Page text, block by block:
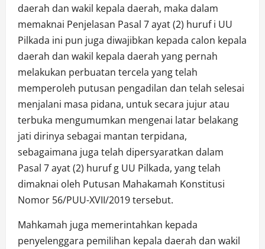
daerah dan wakil kepala daerah, maka dalam
memaknai Penjelasan Pasal 7 ayat (2) huruf i UU
Pilkada ini pun juga diwajibkan kepada calon kepala
daerah dan wakil kepala daerah yang pernah
melakukan perbuatan tercela yang telah
memperoleh putusan pengadilan dan telah selesai
menjalani masa pidana, untuk secara jujur atau
terbuka mengumumkan mengenai latar belakang
jati dirinya sebagai mantan terpidana,
sebagaimana juga telah dipersyaratkan dalam
Pasal 7 ayat (2) huruf g UU Pilkada, yang telah
dimaknai oleh Putusan Mahakamah Konstitusi
Nomor 56/PUU-XVII/2019 tersebut.
Mahkamah juga memerintahkan kepada
penyelenggara pemilihan kepala daerah dan wakil